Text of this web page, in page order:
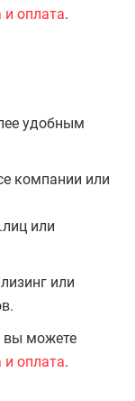
оплата.
удобным
компании или
или
или
вы можете
оплата.